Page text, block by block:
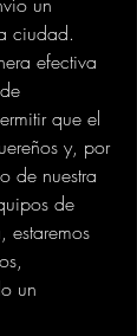
ciudad.
efectiva
que el
y, por
de nuestra
de
estaremos
un